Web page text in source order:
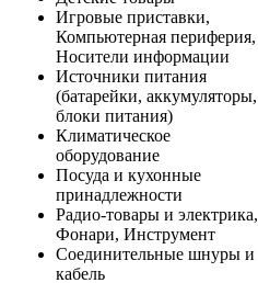
Игровые приставки,
Компьютерная периферия,
Носители информации
Источники питания
(батарейки, аккумуляторы,
блоки питания)
Климатическое
оборудование
Посуда и кухонные
принадлежности
Радио-товары и электрика,
Фонари, Инструмент
Соединительные шнуры и
кабель